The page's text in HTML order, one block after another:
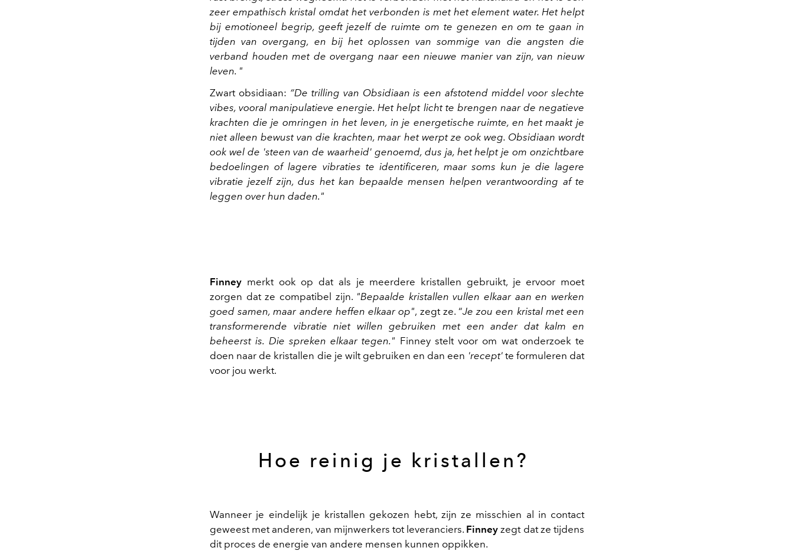
zeer empathisch kristal omdat het verbonden is met het element water. Het helpt
bij emotioneel begrip, geeft jezelf de ruimte om te genezen en om te gaan in
tijden van overgang, en bij het oplossen van sommige van die angsten die
verband houden met de overgang naar een nieuwe manier van zijn, van nieuw
leven. "
Zwart obsidiaan: “De trilling van Obsidiaan is een afstotend middel voor slechte
vibes, vooral manipulatieve energie. Het helpt licht te brengen naar de negatieve
krachten die je omringen in het leven, in je energetische ruimte, en het maakt je
niet alleen bewust van die krachten, maar het werpt ze ook weg. Obsidiaan wordt
ook wel de 'steen van de waarheid' genoemd, dus ja, het helpt je om onzichtbare
bedoelingen of lagere vibraties te identificeren, maar soms kun je die lagere
vibratie jezelf zijn, dus het kan bepaalde mensen helpen verantwoording af te
leggen over hun daden."
Finney merkt ook op dat als je meerdere kristallen gebruikt, je ervoor moet
zorgen dat ze compatibel zijn. "Bepaalde kristallen vullen elkaar aan en werken
goed samen, maar andere heffen elkaar op", zegt ze. “Je zou een kristal met een
transformerende vibratie niet willen gebruiken met een ander dat kalm en
beheerst is. Die spreken elkaar tegen." Finney stelt voor om wat onderzoek te
doen naar de kristallen die je wilt gebruiken en dan een 'recept' te formuleren dat
voor jou werkt.
Hoe reinig je kristallen?
Wanneer je eindelijk je kristallen gekozen hebt, zijn ze misschien al in contact
geweest met anderen, van mijnwerkers tot leveranciers. Finney zegt dat ze tijdens
dit proces de energie van andere mensen kunnen oppikken.